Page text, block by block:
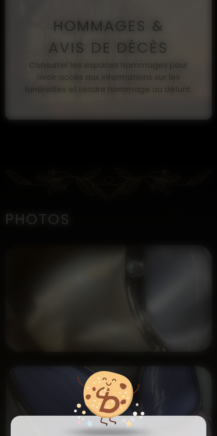
HOMMAGES &
AVIS DE DÉCÈS
Consulter les espaces hommages pour
avoir accès aux informations sur les
funérailles et rendre hommage au défunt.
PHOTOS